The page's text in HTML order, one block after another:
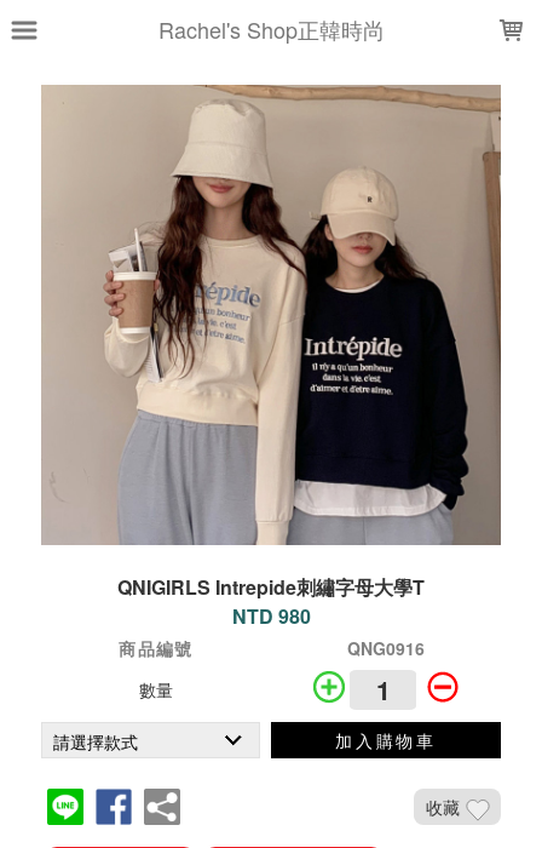
Rachel's Shop正韓時尚
QNIGIRLS Intrepide刺繡字母大學T
NTD 980
商品編號
QNG0916
數量
加入購物車
收藏